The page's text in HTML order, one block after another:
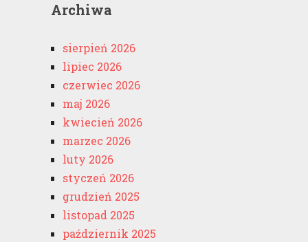
Archiwa
sierpień 2026
lipiec 2026
czerwiec 2026
maj 2026
kwiecień 2026
marzec 2026
luty 2026
styczeń 2026
grudzień 2025
listopad 2025
październik 2025